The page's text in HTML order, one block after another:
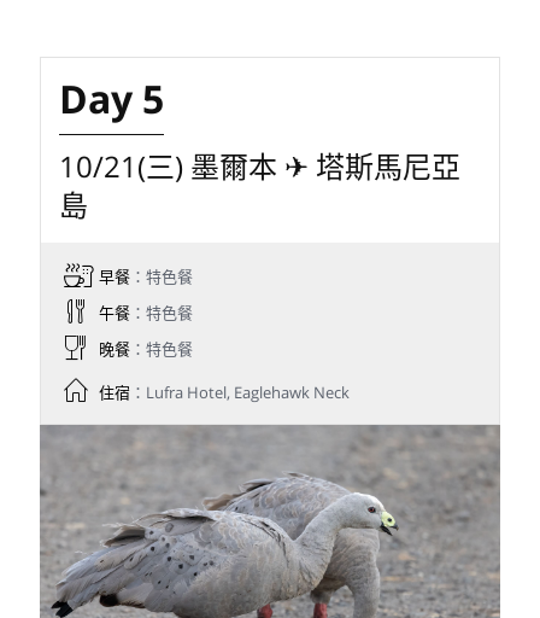
Day 5
10/21(三) 墨爾本 ✈ 塔斯馬尼亞
島
早餐：特色餐
午餐：特色餐
晚餐：特色餐
住宿：Lufra Hotel, Eaglehawk Neck